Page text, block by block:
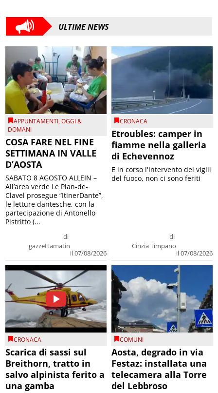
ULTIME NEWS
APPUNTAMENTI,OGGI &
DOMANI
COSA FARE NEL FINE
SETTIMANA IN VALLE
D’AOSTA
di
gazzettamatin
il 07/08/2026
SABATO 8 AGOSTO ALLEIN –
All’area verde Le Plan-de-
Clavel prosegue “ItinerDante”,
le letture dantesche, con la
partecipazione di Antonello
Pistritto (...
CRONACA
Etroubles: camper in
fiamme nella galleria
di Echevennoz
di
Cinzia Timpano
il 07/08/2026
E in corso l'intervento dei vigili
del fuoco, non ci sono feriti
CRONACA
Scarica di sassi sul
Breithorn, tratto in
salvo alpinista ferito a
una gamba
COMUNI
Aosta, degrado in via
Festaz: installata una
telecamera alla Torre
del Lebbroso